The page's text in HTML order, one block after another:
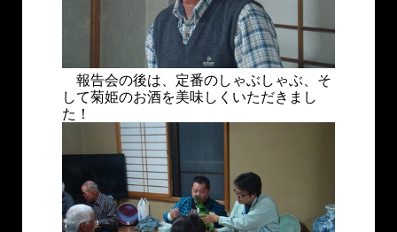
報告会の後は、定番のしゃぶしゃぶ、そ
して菊姫のお酒を美味しくいただきまし
た！